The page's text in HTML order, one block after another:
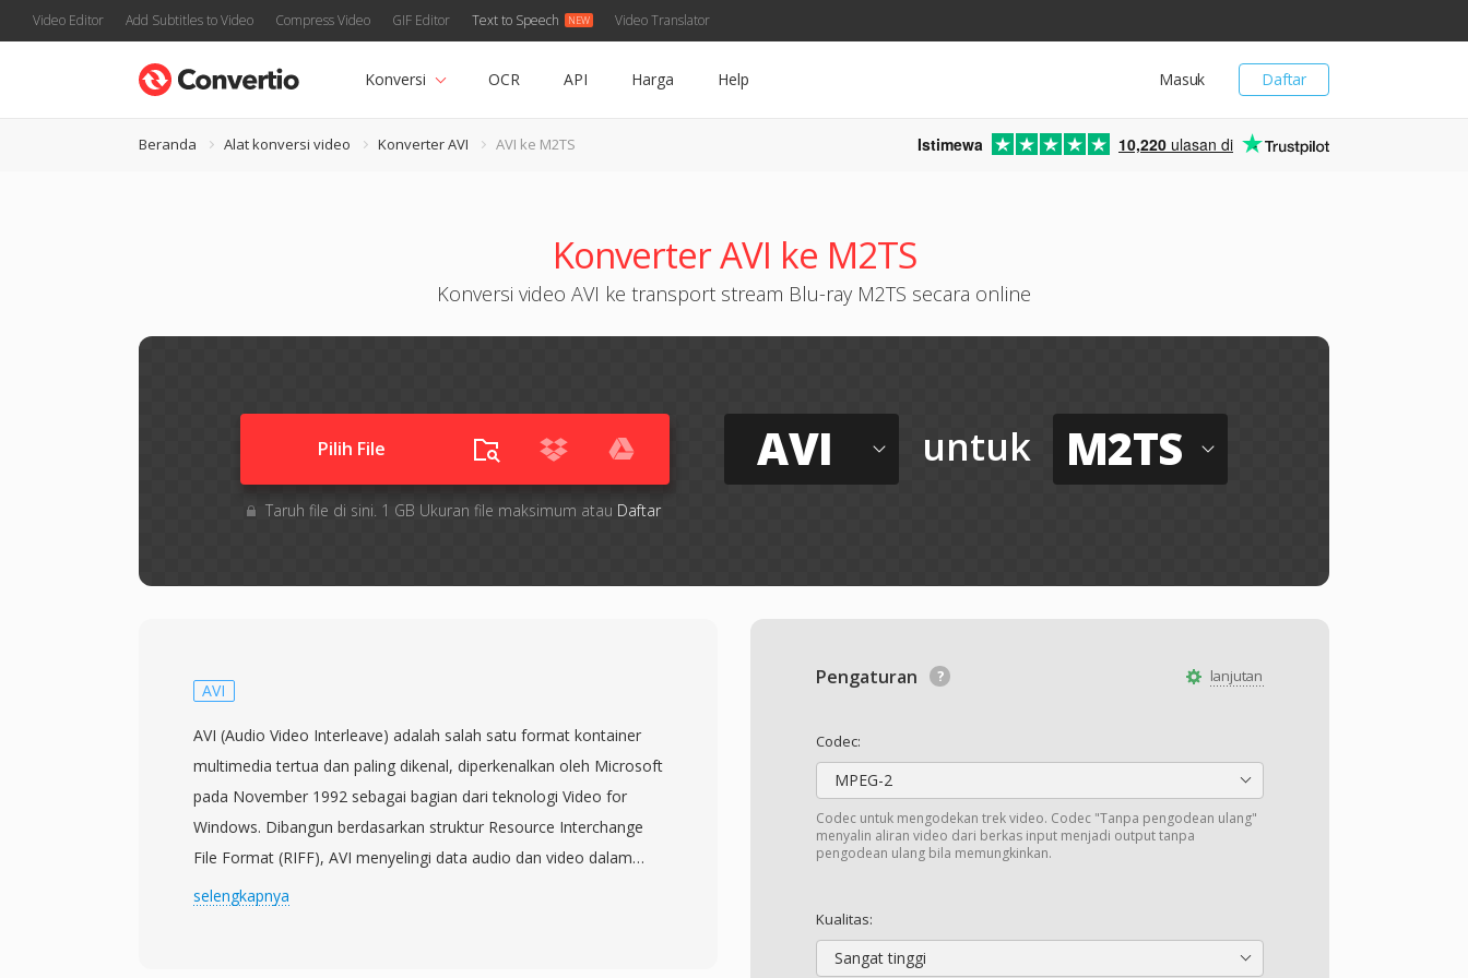
Video Editor Add Subtitles to Video Compress Video GIF Editor Text to Speech Video Translator
Daftar
Masuk
Konversi OCR API Harga Help
Beranda Alat konversi video Konverter AVI AVI ke M2TS Istimewa 10,220 ulasan di
Konverter AVI ke M2TS
Konversi video AVI ke transport stream Blu-ray M2TS secara online
Pilih File
Taruh file di sini. 1 GB Ukuran file maksimum atau Daftar
AVI untuk M2TS
lanjutan
Pengaturan
Codec:
MPEG-2
Codec untuk mengodekan trek video. Codec "Tanpa pengodean ulang"
menyalin aliran video dari berkas input menjadi output tanpa
pengodean ulang bila memungkinkan.
Kualitas:
Sangat tinggi
AVI
AVI (Audio Video Interleave) adalah salah satu format kontainer
multimedia tertua dan paling dikenal, diperkenalkan oleh Microsoft
pada November 1992 sebagai bagian dari teknologi Video for
Windows. Dibangun berdasarkan struktur Resource Interchange
File Format (RIFF), AVI menyelingi data audio dan video dalam
potongan bergantian, memungkinkan pemutaran tersinkronisasi
selengkapnya